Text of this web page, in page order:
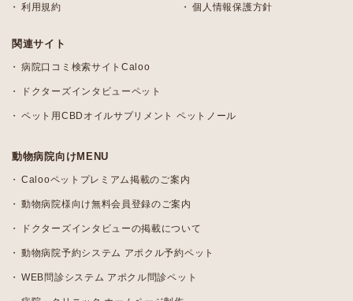
利用規約 個人情報保護方針
関連サイト
病院口コミ検索サイトCaloo
ドクターズインタビューペット
ペット用CBDオイルサプリメント ペットノール
動物病院向けMENU
Calooペットプレミアム掲載のご案内
動物病院様向け無料会員登録のご案内
ドクターズインタビューの掲載について
動物病院予約システム アポクル予約ペット
WEB問診システム アポクル問診ペット